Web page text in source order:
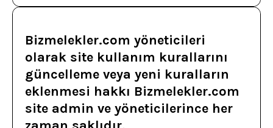
Bizmelekler.com yöneticileri
olarak site kullanım kurallarını
güncelleme veya yeni kuralların
eklenmesi hakkı Bizmelekler.com
site admin ve yöneticilerince her